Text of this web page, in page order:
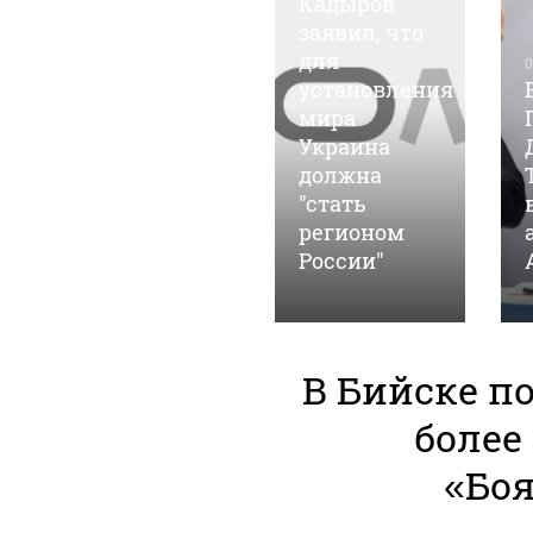
для
установления
мира
Украина
должна
"стать
регионом
России"
В Бийске